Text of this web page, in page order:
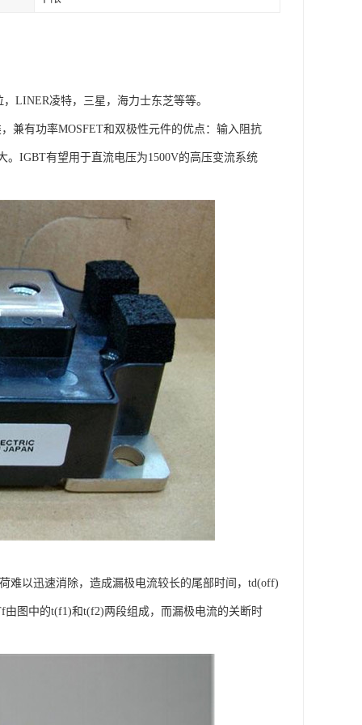
LINER凌特，三星，海力士东芝等等。
兼有功率MOSFET和双极性元件的优点：输入阻抗
IGBT有望用于直流电压为1500V的高压变流系统
难以迅速消除，造成漏极电流较长的尾部时间，td(off)
图中的t(f1)和t(f2)两段组成，而漏极电流的关断时